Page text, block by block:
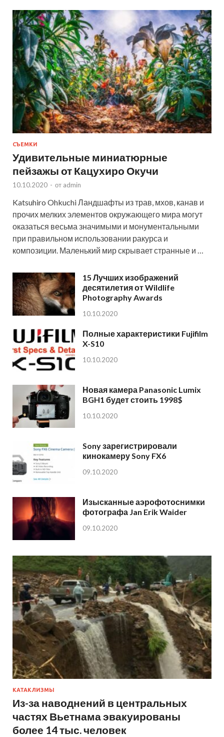
СЪЕМКИ
Удивительные миниатюрные
пейзажы от Кацухиро Окучи
10.10.2020 - от admin
Katsuhiro Ohkuchi Ландшафты из трав, мхов, канав и
прочих мелких элементов окружающего мира могут
оказаться весьма значимыми и монументальными
при правильном использовании ракурса и
композиции. Маленький мир скрывает странные и …
15 Лучших изображений
десятилетия от Wildlife
Photography Awards
10.10.2020
Полные характеристики Fujifilm
X-S10
10.10.2020
Новая камера Panasonic Lumix
BGH1 будет стоить 1998$
10.10.2020
Sony зарегистрировали
кинокамеру Sony FX6
09.10.2020
Изысканные аэрофотоснимки
фотографа Jan Erik Waider
09.10.2020
КАТАКЛИЗМЫ
Из-за наводнений в центральных
частях Вьетнама эвакуированы
более 14 тыс. человек